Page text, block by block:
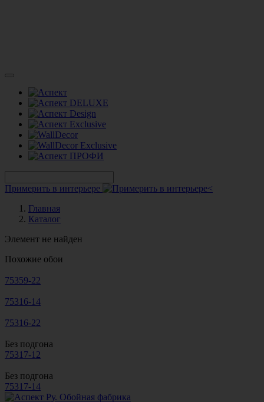
Примерить в интерьере
Главная
Каталог
Элемент не найден
Похожие обои
75359-22
75316-14
75316-22
Без подгона
75317-12
Без подгона
75317-14